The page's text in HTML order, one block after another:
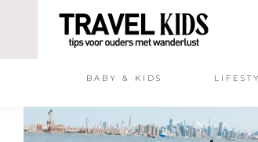
BABY & KIDS